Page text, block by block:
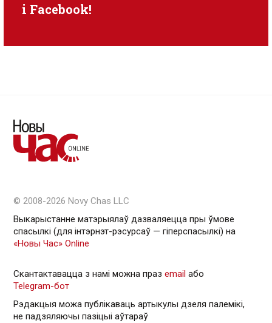
i Facebook!
© 2008-2026 Novy Chas LLC
Выкарыстанне матэрыялаў дазваляецца пры ўмове
спасылкі (для інтэрнэт-рэсурсаў — гiперспасылкi) на
«Новы Час» Online
Скантактавацца з намі можна праз email або
Telegram-бот
Рэдакцыя можа публікаваць артыкулы дзеля палемікі,
не падзяляючы пазіцыі аўтараў